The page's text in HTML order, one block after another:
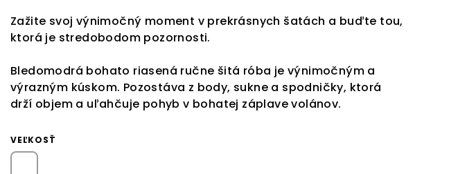
z
5
hviezdičiek.
Zažite svoj výnimočný moment v prekrásnych šatách a buďte tou,
ktorá je stredobodom pozornosti.
Bledomodrá bohato riasená ručne šitá róba je výnimočným a
výrazným kúskom. Pozostáva z body, sukne a spodničky, ktorá
drží objem a uľahčuje pohyb v bohatej záplave volánov.
VEĽKOSŤ